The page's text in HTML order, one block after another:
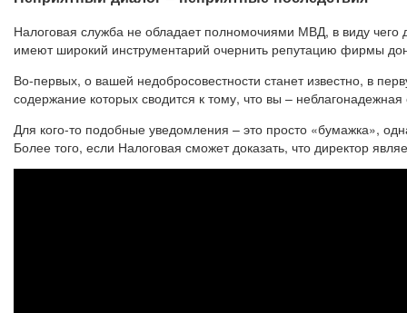
Налоговая служба не обладает полномочиями МВД, в виду
имеют широкий инструментарий очернить репутацию фирмы
Во-первых, о вашей недобросовестности станет известно, в
содержание которых сводится к тому, что вы –
Для кого-то подобные уведомления – это просто «бумажка»,
Более того, если Налоговая сможет доказать, что директор